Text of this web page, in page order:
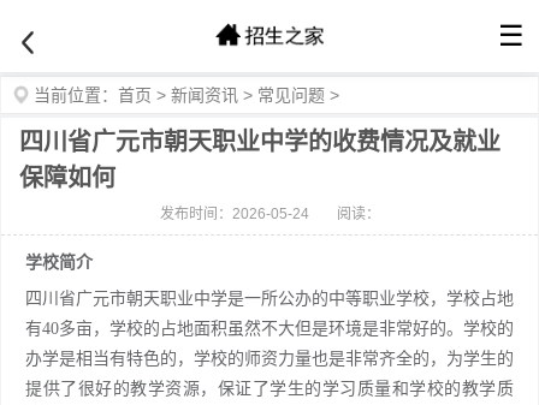
☰
当前位置： 首页 > 新闻资讯 > 常见问题 >
四川省广元市朝天职业中学的收费情况及就业
保障如何
发布时间：2026-05-24 阅读：
学校简介
四川省广元市朝天职业中学是一所公办的中等职业学校，学校占地
有40多亩，学校的占地面积虽然不大但是环境是非常好的。学校的
办学是相当有特色的，学校的师资力量也是非常齐全的，为学生的
提供了很好的教学资源，保证了学生的学习质量和学校的教学质